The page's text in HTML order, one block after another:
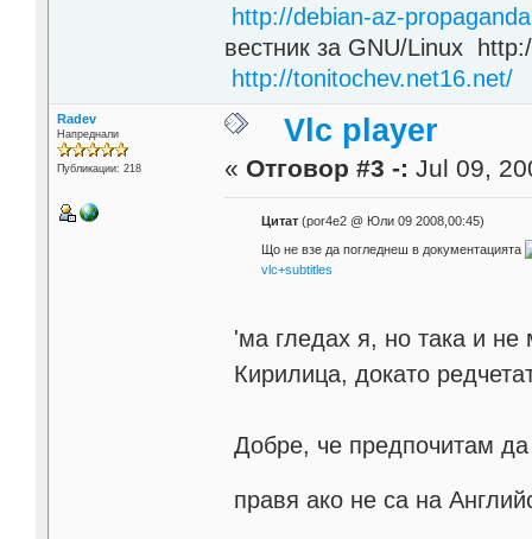
http://debian-az-
вестник за GNU/Linux
http://tonitochev.net16.net/
Radev
Напреднали
Публикации: 218
Vlc player
« Отговор #3 -: Jul 09,
Цитат(por4e2 @ Юли 09 2008,00:45)
Що не взе да погледнеш в документацията
vlc+subtitles
'ма гледах я, но така и
Кирилица, докато
Добре, че предпочитам
правя ако не са на